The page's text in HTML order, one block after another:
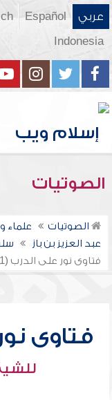
عربي Español
Indonesia
الصوتيات
الصوتيات علماء
عبد العزيز بن باز
فتاوى نور على الدرب (291)
فتاوى نور